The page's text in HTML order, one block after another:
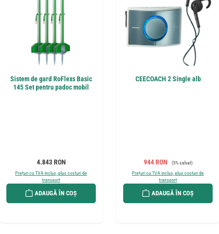
Sistem de gard RoFlexs Basic
145 Set pentru padoc mobil
Preț obișnuit:
4.843 RON
Prețuri cu TVA inclus, plus costuri de
transport
ADAUGĂ ÎN COȘ
CEECOACH 2 Single alb
Preț de vânzare:
944 RON Preț obișnuit:
(5% salvat)
Prețuri cu TVA inclus, plus costuri de
transport
ADAUGĂ ÎN COȘ